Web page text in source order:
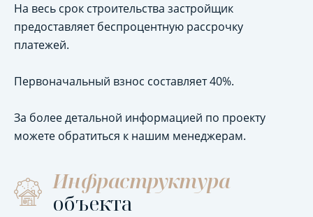
На весь срок строительства застройщик
предоставляет беспроцентную рассрочку
платежей.
Первоначальный взнос составляет 40%.
За более детальной информацией по проекту
можете обратиться к нашим менеджерам.
Инфраструктура
объекта